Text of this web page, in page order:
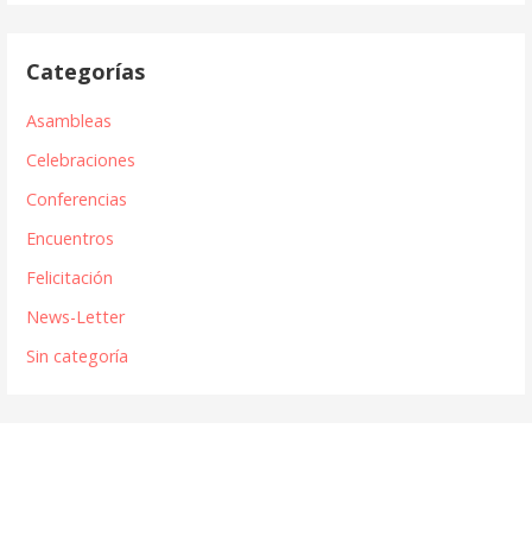
Categorías
Asambleas
Celebraciones
Conferencias
Encuentros
Felicitación
News-Letter
Sin categoría